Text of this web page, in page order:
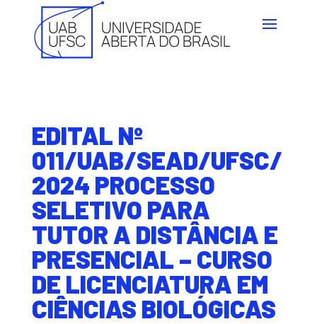
EDITAL Nº
011/UAB/SEAD/UFSC/
2024 PROCESSO
SELETIVO PARA
TUTOR A DISTÂNCIA E
PRESENCIAL – CURSO
DE LICENCIATURA EM
CIÊNCIAS BIOLÓGICAS